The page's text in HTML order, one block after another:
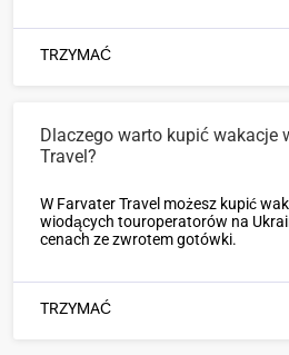
TRZYMAĆ
Dlaczego warto kupić wakacje
Travel?
W Farvater Travel możesz kupić
wiodących touroperatorów na
cenach ze zwrotem gotówki.
TRZYMAĆ